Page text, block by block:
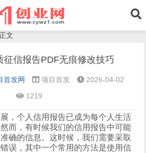
文
征信报告PDF无痕修改技巧
首发网 项目首发
2026-04-02
1219
，个人信用报告已成为每个人生活
而，有时候我们的信用报告中可能
确的信息。这时候，我们需要采取
误，其中一个常用的方法是使用信